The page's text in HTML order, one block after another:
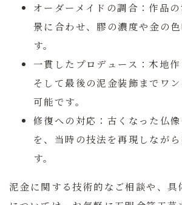
オーダーメイドの調合： 作品
景に合わせ、膠の濃度や金の
す。
一貫したプロデュース：木地作
そして最後の泥金装飾までワ
可能です。
修復への対応： 古くなった仏
を、当時の技法を再現しなが
す。
泥金に関する技術的なご相談や、具